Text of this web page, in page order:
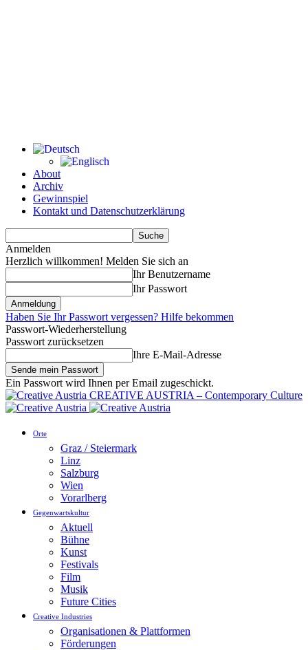
About
Archiv
Gewinnspiel
Kontakt und Datenschutzerklärung
Anmelden
Herzlich willkommen! Melden Sie sich an
Ihr Benutzername
Ihr Passwort
Haben Sie Ihr Passwort vergessen? Hilfe bekommen
Passwort-Wiederherstellung
Passwort zurücksetzen
Ihre E-Mail-Adresse
Ein Passwort wird Ihnen per Email zugeschickt.
CREATIVE AUSTRIA – Contemporary Culture
Orte
Graz / Steiermark
Linz
Salzburg
Wien
Vorarlberg
Gegenwartskultur
Aktuell
Bühne
Kunst
Festivals
Film
Musik
Future Cities
Creative Industries
Organisationen & Plattformen
Förderungen